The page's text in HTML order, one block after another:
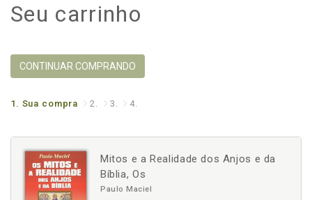
Seu carrinho
CONTINUAR COMPRANDO
1. Sua compra 2. 3. 4.
Mitos e a Realidade dos Anjos e da
Bíblia, Os
Paulo Maciel